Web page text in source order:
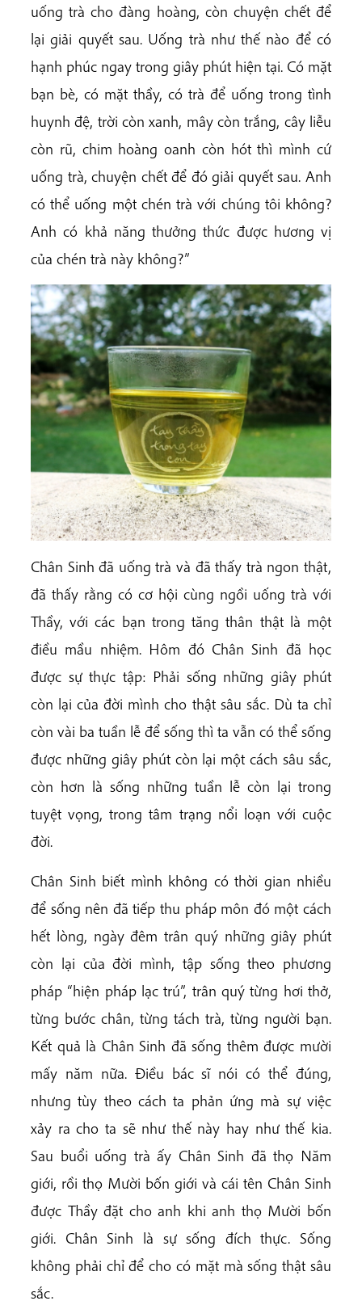
uống trà cho đàng hoàng, còn chuyện chết để
lại giải quyết sau. Uống trà như thế nào để có
hạnh phúc ngay trong giây phút hiện tại. Có mặt
bạn bè, có mặt thầy, có trà để uống trong tình
huynh đệ, trời còn xanh, mây còn trắng, cây liễu
còn rũ, chim hoàng oanh còn hót thì mình cứ
uống trà, chuyện chết để đó giải quyết sau. Anh
có thể uống một chén trà với chúng tôi không?
Anh có khả năng thưởng thức được hương vị
của chén trà này không?”
Chân Sinh đã uống trà và đã thấy trà ngon thật,
đã thấy rằng có cơ hội cùng ngồi uống trà với
Thầy, với các bạn trong tăng thân thật là một
điều mầu nhiệm. Hôm đó Chân Sinh đã học
được sự thực tập: Phải sống những giây phút
còn lại của đời mình cho thật sâu sắc. Dù ta chỉ
còn vài ba tuần lễ để sống thì ta vẫn có thể sống
được những giây phút còn lại một cách sâu sắc,
còn hơn là sống những tuần lễ còn lại trong
tuyệt vọng, trong tâm trạng nổi loạn với cuộc
đời.
Chân Sinh biết mình không có thời gian nhiều
để sống nên đã tiếp thu pháp môn đó một cách
hết lòng, ngày đêm trân quý những giây phút
còn lại của đời mình, tập sống theo phương
pháp “hiện pháp lạc trú”, trân quý từng hơi thở,
từng bước chân, từng tách trà, từng người bạn.
Kết quả là Chân Sinh đã sống thêm được mười
mấy năm nữa. Điều bác sĩ nói có thể đúng,
nhưng tùy theo cách ta phản ứng mà sự việc
xảy ra cho ta sẽ như thế này hay như thế kia.
Sau buổi uống trà ấy Chân Sinh đã thọ Năm
giới, rồi thọ Mười bốn giới và cái tên Chân Sinh
được Thầy đặt cho anh khi anh thọ Mười bốn
giới. Chân Sinh là sự sống đích thực. Sống
không phải chỉ để cho có mặt mà sống thật sâu
sắc.